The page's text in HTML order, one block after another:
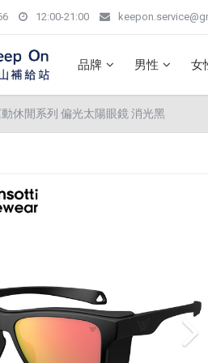
12:00-21:00
品牌 男性 女
休閒系列 偏光太陽眼鏡 消光黑